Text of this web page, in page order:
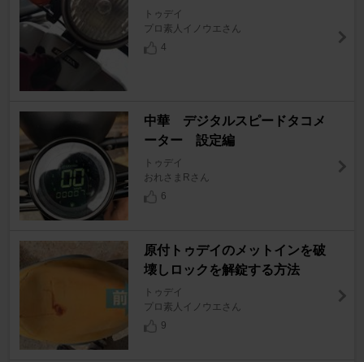
トゥデイ
プロ素人イノウエさん
4
中華 デジタルスピードタコメ
ーター 設定編
トゥデイ
おれさまRさん
6
原付トゥデイのメットインを破
壊しロックを解錠する方法
トゥデイ
プロ素人イノウエさん
9